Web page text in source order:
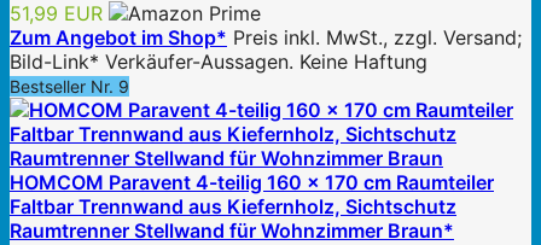
51,99 EUR
Zum Angebot im Shop* Preis inkl. MwSt., zzgl. Versand;
Bild-Link* Verkäufer-Aussagen. Keine Haftung
Bestseller Nr. 9
HOMCOM Paravent 4-teilig 160 x 170 cm Raumteiler
Faltbar Trennwand aus Kiefernholz, Sichtschutz
Raumtrenner Stellwand für Wohnzimmer Braun*